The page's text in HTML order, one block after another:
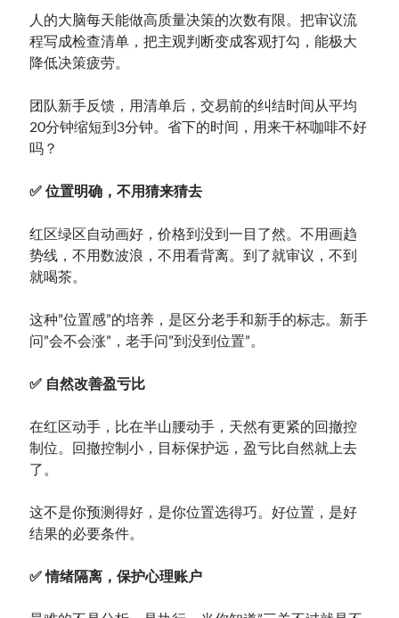
人的大脑每天能做高质量决策的次数有限。把审议流
程写成检查清单，把主观判断变成客观打勾，能极大
降低决策疲劳。
团队新手反馈，用清单后，交易前的纠结时间从平均
20分钟缩短到3分钟。省下的时间，用来干杯咖啡不好
吗？
✅ 位置明确，不用猜来猜去
红区绿区自动画好，价格到没到一目了然。不用画趋
势线，不用数波浪，不用看背离。到了就审议，不到
就喝茶。
这种”位置感”的培养，是区分老手和新手的标志。新手
问”会不会涨”，老手问”到没到位置”。
✅ 自然改善盈亏比
在红区动手，比在半山腰动手，天然有更紧的回撤控
制位。回撤控制小，目标保护远，盈亏比自然就上去
了。
这不是你预测得好，是你位置选得巧。好位置，是好
结果的必要条件。
✅ 情绪隔离，保护心理账户